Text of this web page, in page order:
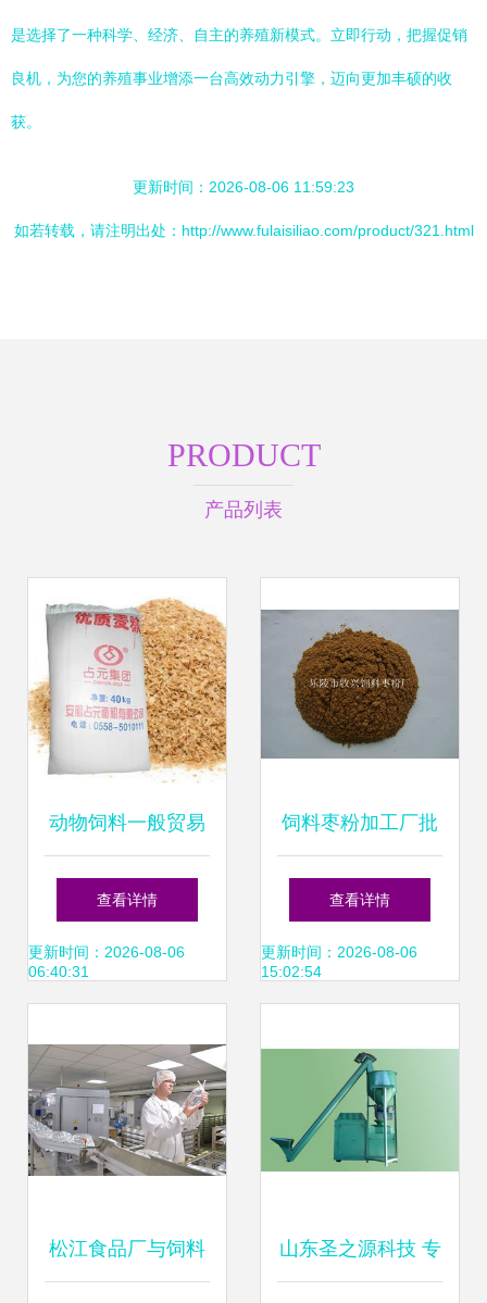
是选择了一种科学、经济、自主的养殖新模式。立即行动，把握促销
良机，为您的养殖事业增添一台高效动力引擎，迈向更加丰硕的收
获。
更新时间：2026-08-06 11:59:23
如若转载，请注明出处：http://www.fulaisiliao.com/product/321.html
PRODUCT
产品列表
动物饲料一般贸易
进口流程丨报关清
关全指南
查看详情
更新时间：2026-08-06
06:40:31
饲料枣粉加工厂批
发价格与型号规格
全解析
查看详情
更新时间：2026-08-06
15:02:54
松江食品厂与饲料 山东圣之源科技 专